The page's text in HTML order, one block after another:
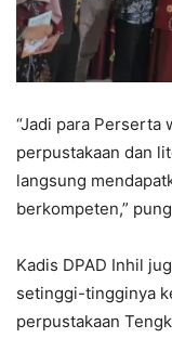
“Jadi para Perserta
perpustakaan dan
langsung
berkompeten,”
Kadis DPAD Inhil
setinggi-tingginya
perpustakaan